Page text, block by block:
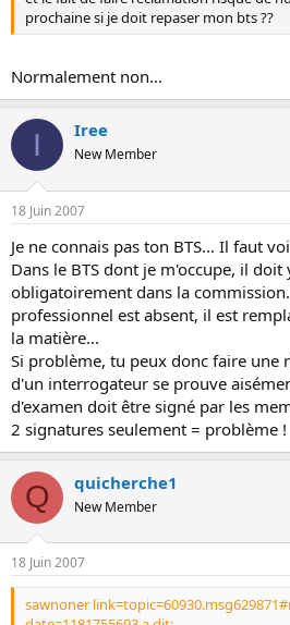
prochaine si je doit repaser mon bts ??
Normalement non...
I Iree
New Member
18 Juin 2007
Je ne connais pas ton BTS... Il faut
Dans le BTS dont je m'occupe, il
obligatoirement dans la
professionnel est absent, il est
la matière...
Si problème, tu peux donc faire une
d'un interrogateur se prouve
d'examen doit être signé par les
2 signatures seulement = problème !
Q quicherche1
New Member
18 Juin 2007
sawnoner